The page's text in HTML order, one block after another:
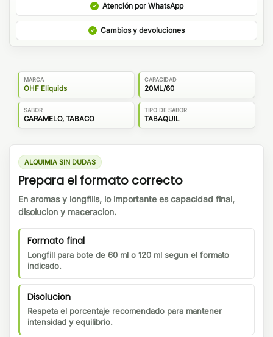
Atención por WhatsApp
Cambios y devoluciones
MARCA
OHF Eliquids
CAPACIDAD
20ML/60
SABOR
CARAMELO, TABACO
TIPO DE SABOR
TABAQUIL
ALQUIMIA SIN DUDAS
Prepara el formato correcto
En aromas y longfills, lo importante es capacidad final,
disolucion y maceracion.
Formato final
Longfill para bote de 60 ml o 120 ml segun el formato
indicado.
Disolucion
Respeta el porcentaje recomendado para mantener
intensidad y equilibrio.